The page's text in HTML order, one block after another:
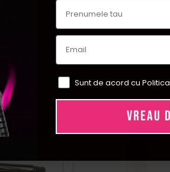
Pret special
Sunt de acord cu
VREAU